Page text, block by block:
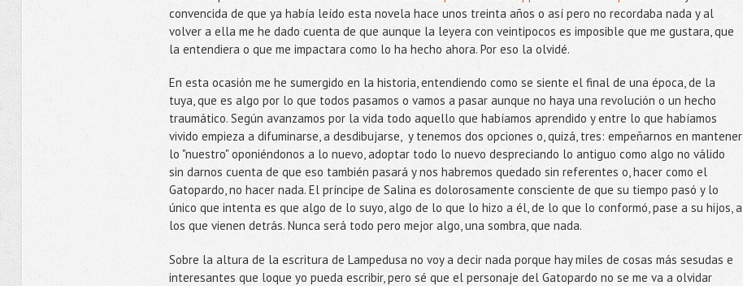
convencida de que ya había leído esta novela hace unos treinta años o así pero no recordaba nada y al
volver a ella me he dado cuenta de que aunque la leyera con veintipocos es imposible que me gustara, que
la entendiera o que me impactara como lo ha hecho ahora. Por eso la olvidé.
En esta ocasión me he sumergido en la historia, entendiendo como se siente el final de una época, de la
tuya, que es algo por lo que todos pasamos o vamos a pasar aunque no haya una revolución o un hecho
traumático. Según avanzamos por la vida todo aquello que habíamos aprendido y entre lo que habíamos
vivido empieza a difuminarse, a desdibujarse, y tenemos dos opciones o, quizá, tres: empeñarnos en mantener
lo "nuestro" oponiéndonos a lo nuevo, adoptar todo lo nuevo despreciando lo antiguo como algo no válido
sin darnos cuenta de que eso también pasará y nos habremos quedado sin referentes o, hacer como el
Gatopardo, no hacer nada. El príncipe de Salina es dolorosamente consciente de que su tiempo pasó y lo
único que intenta es que algo de lo suyo, algo de lo que lo hizo a él, de lo que lo conformó, pase a su hijos, a
los que vienen detrás. Nunca será todo pero mejor algo, una sombra, que nada.
Sobre la altura de la escritura de Lampedusa no voy a decir nada porque hay miles de cosas más sesudas e
interesantes que loque yo pueda escribir, pero sé que el personaje del Gatopardo no se me va a olvidar